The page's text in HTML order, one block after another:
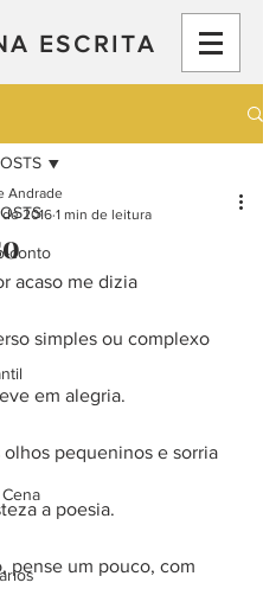
ESCRITA
conto
Andrade
2016 1 min de leitura
acaso me dizia
simples ou complexo
em alegria.
olhos pequeninos e sorria
a poesia.
pense um pouco, com